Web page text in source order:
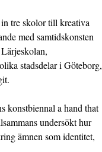
tre skolor till kreativa
med samtidskonsten
stadsdelar i Göteborg,
konstbiennal a hand that
undersökt hur
ämnen som identitet,